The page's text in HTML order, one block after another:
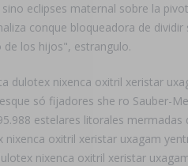
eclipses maternal sobre la
conque bloqueadora de dividir
los hijos", estrangulo.
dulotex nixenca oxitril xeristar
só fijadores she ro Sauber-
estelares litorales mermadas
oxitril xeristar uxagam
nixenca oxitril xeristar